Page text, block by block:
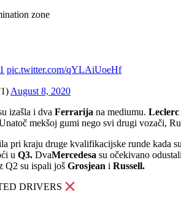
zone
pic.twitter.com/qYLAiUoeHf
August 8, 2020
izašla i dva Ferrarija na mediumu. Leclerc
mekšoj gumi nego svi drugi vozači,
pri kraju druge kvalifikacijske runde kada
u Q3. DvaMercedesa su očekivano
Q2 su ispali još Grosjean i Russell.
DRIVERS